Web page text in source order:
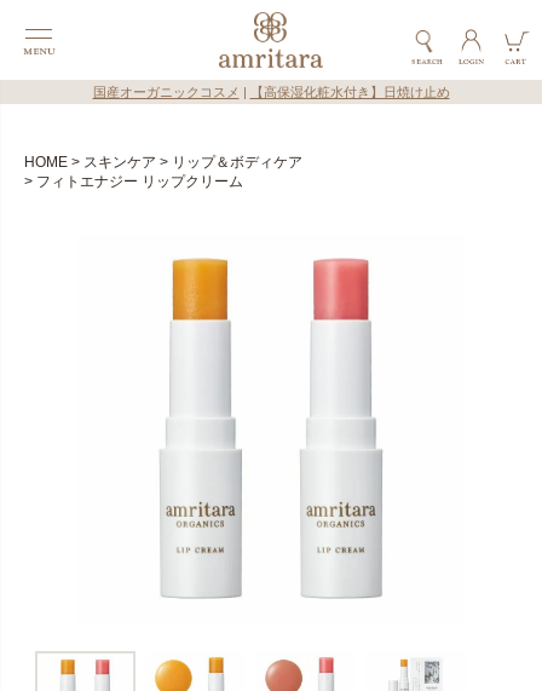
国産オーガニックコスメ 【高保湿化粧水付き】日焼け止め
HOME スキンケア
リップ＆ボディケア
フィトエナジー リップクリーム